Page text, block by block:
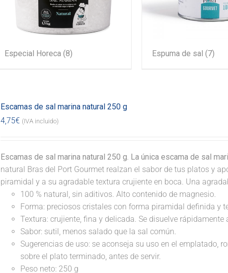
Especial Horeca (8) Espuma de sal (7)
Escamas de sal marina natural 250 g
4,75€ (IVA incluido)
Escamas de sal marina natural 250 g. La única escama de sal
natural Bras del Port Gourmet realzan el sabor de tus platos y
piramidal y a su agradable textura crujiente en boca. Una
100 % natural, sin aditivos. Alto contenido de magnesio.
Forma: preciosos cristales con forma piramidal definida y
Textura: crujiente, fina y delicada. Se disuelve
Sabor: sutil, menos salado que la sal común.
Sugerencias de uso: se aconseja su uso en el emplatado,
sobre el plato terminado, antes de servir.
Peso neto: 250 g